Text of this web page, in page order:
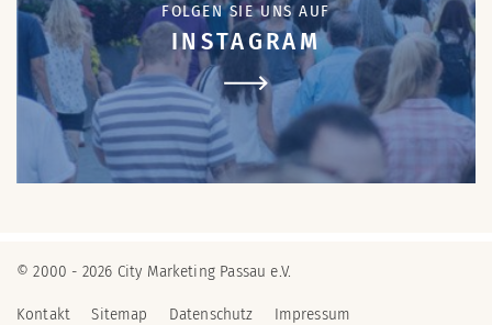
FOLGEN SIE UNS AUF
INSTAGRAM
© 2000 - 2026 City Marketing Passau e.V.
Kontakt Sitemap Datenschutz Impressum